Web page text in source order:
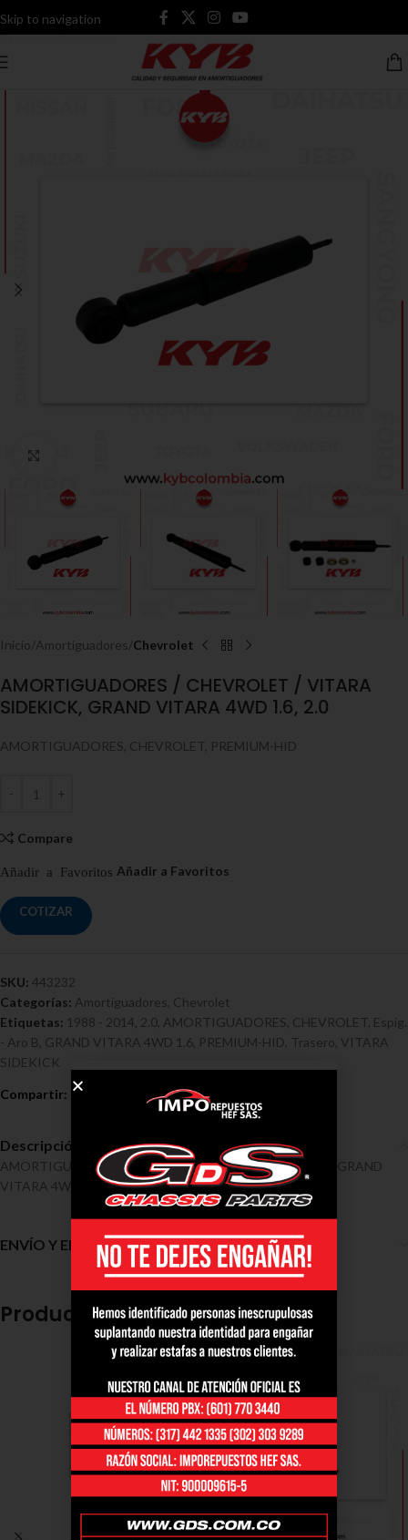
Skip to navigation
Skip to main content
Inicio Amortiguadores Chevrolet
AMORTIGUADORES / CHEVROLET / VITARA
SIDEKICK, GRAND VITARA 4WD 1.6, 2.0
AMORTIGUADORES, CHEVROLET, PREMIUM-HID
Compare
COTIZAR
SKU: 443232
Categorías: Amortiguadores Chevrolet
Etiquetas: 1988 - 2014 2.0 AMORTIGUADORES CHEVROLET Espig.
- Aro B GRAND VITARA 4WD 1.6 PREMIUM-HID Trasero VITARA
SIDEKICK
Descripción
AMORTIGUADORES / CHEVROLET / VITARA SIDEKICK, GRAND
VITARA 4WD 1.6, 2.0 Ref 443232, 1988 – 2014
ENVÍO Y ENTREGA
Productos relacionados